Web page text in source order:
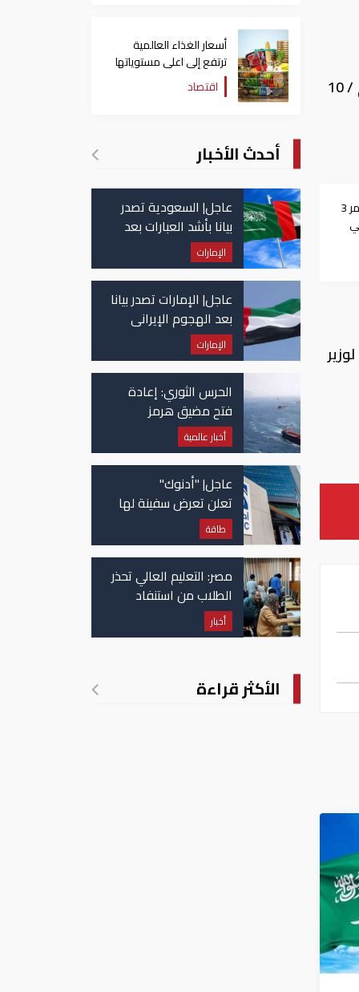
وبعد الاطلاع على نظام الوزراء ونواب الوزراء وموظفي المرتبة الممتازة، الصادر بالمرسوم الملكي رقم ( م / 10
السعودية تعترض وتدمر 3
أسعار الغذاء العالمية
ترتفع إلى اعلى مستوياتها
منذ 3 سنواتاقتصاد
أحدث الأخبار
عاجل| السعودية تصدر
بيانا بأشد العبارات بعد
استهداف إيران لناقلة
إماراتية
الإمارات
عاجل| الإمارات تصدر بيانا
بعد الهجوم الإيراني
على سفينة تابعة
لـ"أدنوك"
الإمارات
الحرس الثوري: إعادة
فتح مضيق هرمز
مرهونة بقبول واشنطن
الكامل لشروط طهران
أخبار عالمية
عاجل| "أدنوك"
تعلن تعرض سفينة لها
للاستهداف بصاروخ في
مضيق هرمز
طاقة
مصر: التعليم العالي تحذر
الطلاب من استنفاد
الرغبات قبل غلق
التسجيل
أخبار
الأكثر قراءة